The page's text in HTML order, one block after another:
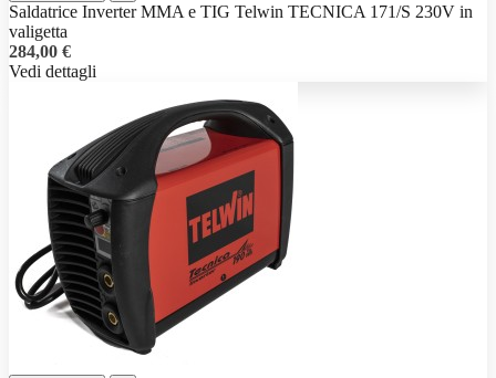
Saldatrice Inverter MMA e TIG Telwin TECNICA 171/S 230V in
valigetta
284,00 €
Vedi dettagli